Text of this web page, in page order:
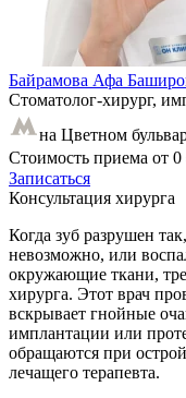
Байрамова Афа
Стоматолог-хирург,
на Цветном
Стоимость приема от 0
Записаться
Консультация хирурга
Когда зуб разрушен
невозможно, или
окружающие ткани,
хирурга. Этот врач
вскрывает гнойные
имплантации или
обращаются при
лечащего терапевта.